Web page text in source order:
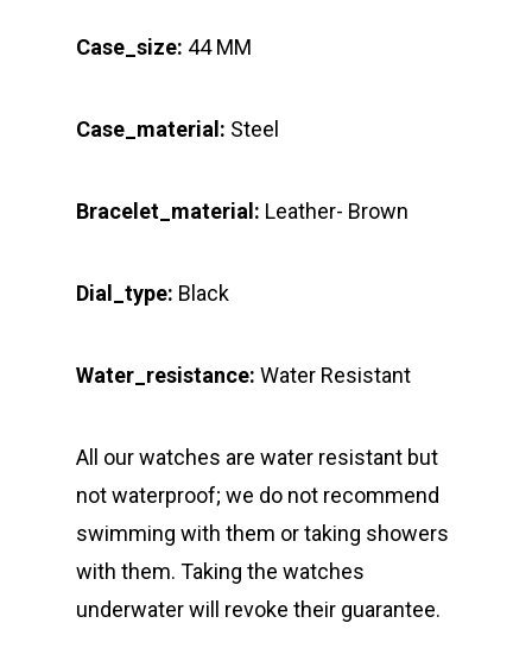
Case_size: 44 MM
Case_material: Steel
Bracelet_material: Leather- Brown
Dial_type: Black
Water_resistance: Water Resistant
All our watches are water resistant but
not waterproof; we do not recommend
swimming with them or taking showers
with them. Taking the watches
underwater will revoke their guarantee.